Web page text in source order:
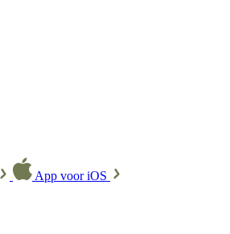
App voor iOS